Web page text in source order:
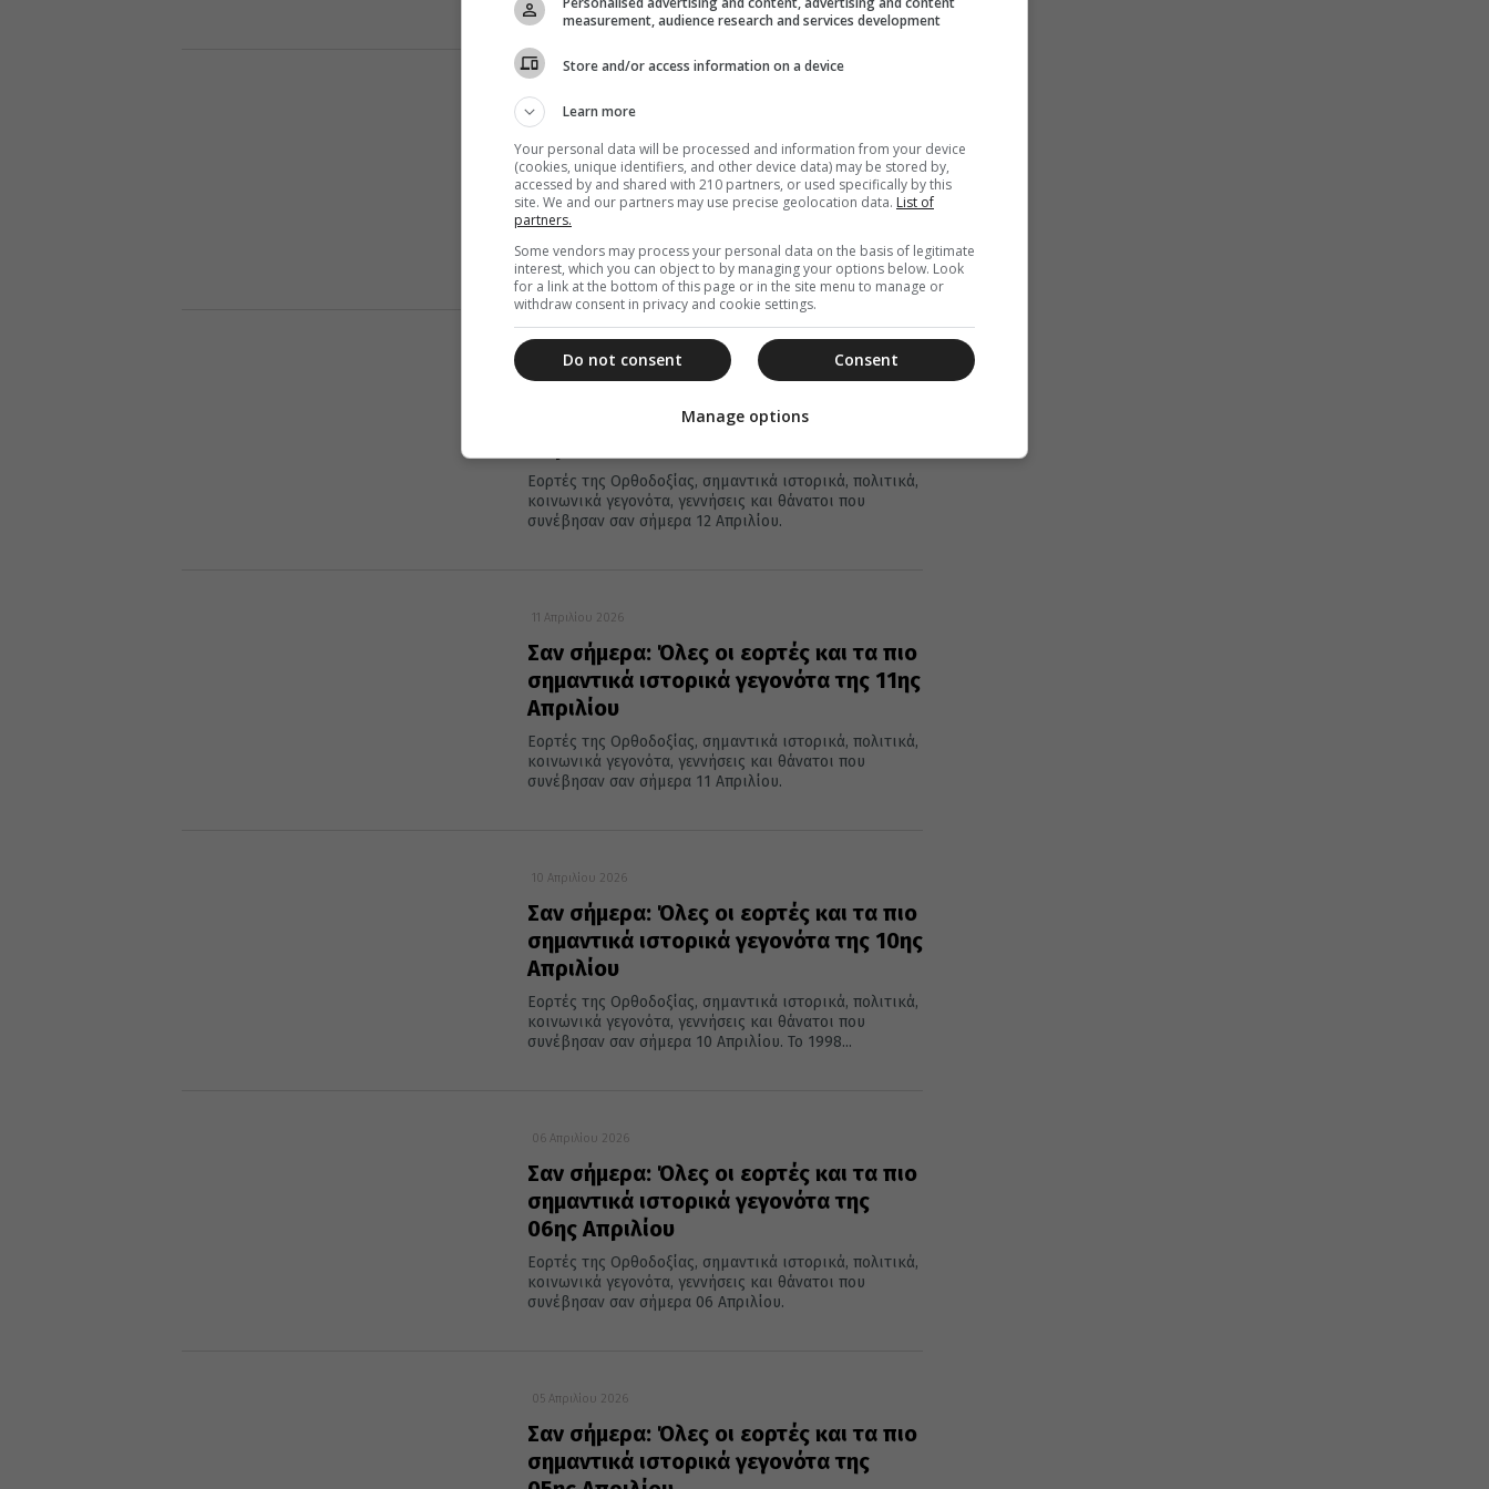
15 Απριλίου 2026
Σαν σήμερα: Όλες οι εορτές και τα πιο
σημαντικά ιστορικά γεγονότα της 15ης
Απριλίου
Εορτές της Ορθοδοξίας, σημαντικά ιστορικά, πολιτικά,
κοινωνικά γεγονότα, γεννήσεις και θάνατοι που
συνέβησαν σαν σήμερα 15 Απριλίου.
12 Απριλίου 2026
σημαντικά ιστορικά γεγονότα της 12ης
Εορτές της Ορθοδοξίας, σημαντικά ιστορικά, πολιτικά,
κοινωνικά γεγονότα, γεννήσεις και θάνατοι που
συνέβησαν σαν σήμερα 12 Απριλίου.
11 Απριλίου 2026
Σαν σήμερα: Όλες οι εορτές και τα πιο
σημαντικά ιστορικά γεγονότα της 11ης
Απριλίου
Εορτές της Ορθοδοξίας, σημαντικά ιστορικά, πολιτικά,
κοινωνικά γεγονότα, γεννήσεις και θάνατοι που
συνέβησαν σαν σήμερα 11 Απριλίου.
10 Απριλίου 2026
Σαν σήμερα: Όλες οι εορτές και τα πιο
σημαντικά ιστορικά γεγονότα της 10ης
Απριλίου
Εορτές της Ορθοδοξίας, σημαντικά ιστορικά, πολιτικά,
κοινωνικά γεγονότα, γεννήσεις και θάνατοι που
συνέβησαν σαν σήμερα 10 Απριλίου. Το 1998...
06 Απριλίου 2026
Σαν σήμερα: Όλες οι εορτές και τα πιο
σημαντικά ιστορικά γεγονότα της
06ης Απριλίου
Εορτές της Ορθοδοξίας, σημαντικά ιστορικά, πολιτικά,
κοινωνικά γεγονότα, γεννήσεις και θάνατοι που
συνέβησαν σαν σήμερα 06 Απριλίου.
05 Απριλίου 2026
Σαν σήμερα: Όλες οι εορτές και τα πιο
σημαντικά ιστορικά γεγονότα της
measurement, audience research and services development
Store and/or access information on a device
Learn more
Your personal data will be processed and information from your device
(cookies, unique identifiers, and other device data) may be stored by,
accessed by and shared with 210 partners, or used specifically by this
site. We and our partners may use precise geolocation data. List of
partners.
Some vendors may process your personal data on the basis of legitimate
interest, which you can object to by managing your options below. Look
for a link at the bottom of this page or in the site menu to manage or
withdraw consent in privacy and cookie settings.
Consent
Do not consent
Manage options